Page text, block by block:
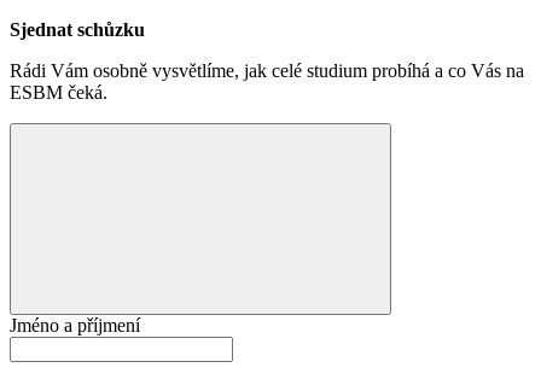
Sjednat schůzku
Rádi Vám osobně vysvětlíme, jak celé studium probíhá a co Vás na
ESBM čeká.
Jméno a příjmení